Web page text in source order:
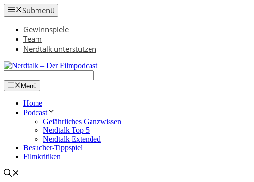
Zum
Inhalt
springen
Submenü
Gewinnspiele
Team
Nerdtalk unterstützen
Menü
Home
Podcast
Gefährliches Ganzwissen
Nerdtalk Top 5
Nerdtalk Extended
Besucher-Tippspiel
Filmkritiken